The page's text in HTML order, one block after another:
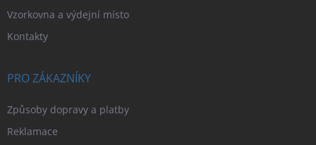
Vzorkovna a výdejní místo
Kontakty
PRO ZÁKAZNÍKY
Způsoby dopravy a platby
Reklamace